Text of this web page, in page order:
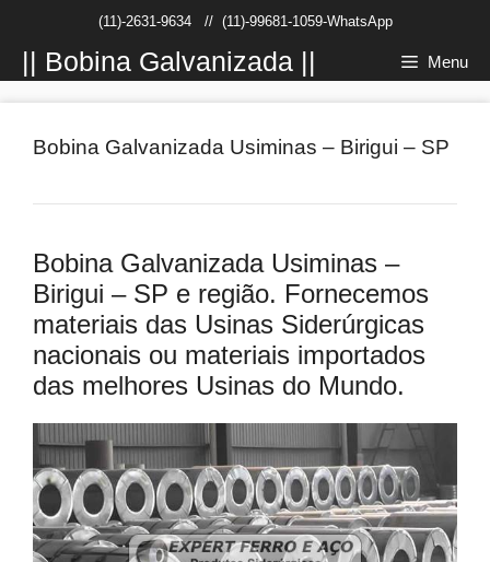
conteúdo
(11)-2631-9634// (11)-99681-1059-WhatsApp
|| Bobina Galvanizada || Menu
Bobina Galvanizada Usiminas – Birigui – SP
Bobina Galvanizada Usiminas –
Birigui – SP e região. Fornecemos
materiais das Usinas Siderúrgicas
nacionais ou materiais importados
das melhores Usinas do Mundo.